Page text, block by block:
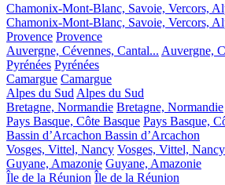
Chamonix-Mont-Blanc, Savoie, Vercors,
Chamonix-Mont-Blanc, Savoie, Vercors,
Provence Provence
Auvergne, Cévennes, Cantal... Auvergne,
Pyrénées Pyrénées
Camargue Camargue
Alpes du Sud Alpes du Sud
Bretagne, Normandie Bretagne, Normandie
Pays Basque, Côte Basque Pays Basque,
Bassin d’Arcachon Bassin d’Arcachon
Vosges, Vittel, Nancy Vosges, Vittel, Nancy
Guyane, Amazonie Guyane, Amazonie
Île de la Réunion Île de la Réunion